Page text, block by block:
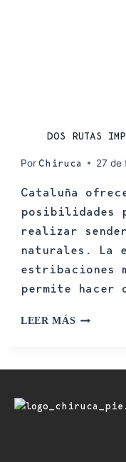
DOS RUTAS
PorChiruca 27 de
Cataluña
posibilidades
realizar
naturales. La
estribaciones
permite hacer
LEER MÁS